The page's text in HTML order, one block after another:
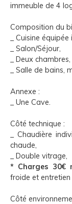
immeuble de 4
Composition du
_ Cuisine
_ Salon/Séjour,
_ Deux chambres,
_ Salle de bains,
Annexe :
_ Une Cave.
Côté technique :
_ Chaudière
chaude,
_ Double vitrage,
* Charges 30€
froide et
Côté